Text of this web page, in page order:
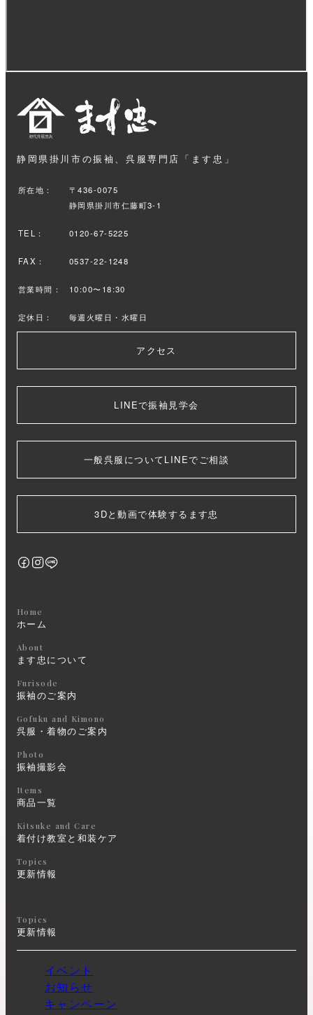
静岡県掛川市の振袖、呉服専門店「ます忠」
所在地：
〒436-0075
静岡県掛川市仁藤町3-1
TEL： 0120-67-5225
FAX： 0537-22-1248
営業時間： 10:00〜18:30
定休日： 毎週火曜日・水曜日
アクセス
LINEで振袖見学会
一般呉服についてLINEでご相談
3Dと動画で体験するます忠
Home
ホーム
About
ます忠について
Furisode
振袖のご案内
Gofuku and Kimono
呉服・着物のご案内
Photo
振袖撮影会
Items
商品一覧
Kitsuke and Care
着付け教室と和装ケア
Topics
更新情報
Topics
更新情報
イベント
お知らせ
キャンペーン